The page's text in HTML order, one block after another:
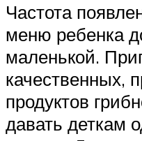
Частота
меню ребенка
маленькой.
качественных,
продуктов
давать деткам